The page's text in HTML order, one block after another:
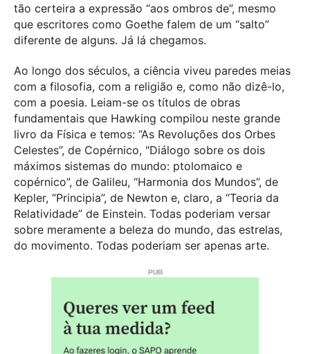
tão certeira a expressão “aos ombros de”, mesmo
que escritores como Goethe falem de um “salto”
diferente de alguns. Já lá chegamos.
Ao longo dos séculos, a ciência viveu paredes meias
com a filosofia, com a religião e, como não dizê-lo,
com a poesia. Leiam-se os títulos de obras
fundamentais que Hawking compilou neste grande
livro da Física e temos: “As Revoluções dos Orbes
Celestes”, de Copérnico, "Diálogo sobre os dois
máximos sistemas do mundo: ptolomaico e
copérnico”, de Galileu, “Harmonia dos Mundos”, de
Kepler, “Principia”, de Newton e, claro, a “Teoria da
Relatividade” de Einstein. Todas poderiam versar
sobre meramente a beleza do mundo, das estrelas,
do movimento. Todas poderiam ser apenas arte.